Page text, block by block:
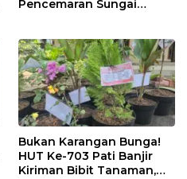
Pencemaran Sungai
Bukan Karangan Bunga!
HUT Ke-703 Pati Banjir
Kiriman Bibit Tanaman,